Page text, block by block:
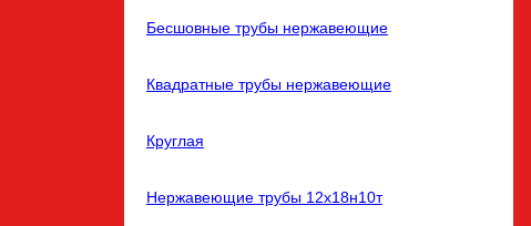
Бесшовные трубы нержавеющие
Квадратные трубы нержавеющие
Круглая
Нержавеющие трубы 12х18н10т